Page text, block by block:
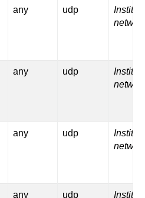
any udp
any udp
any udp
any udp